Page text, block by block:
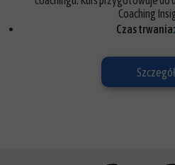
Coaching
Czas trwania: